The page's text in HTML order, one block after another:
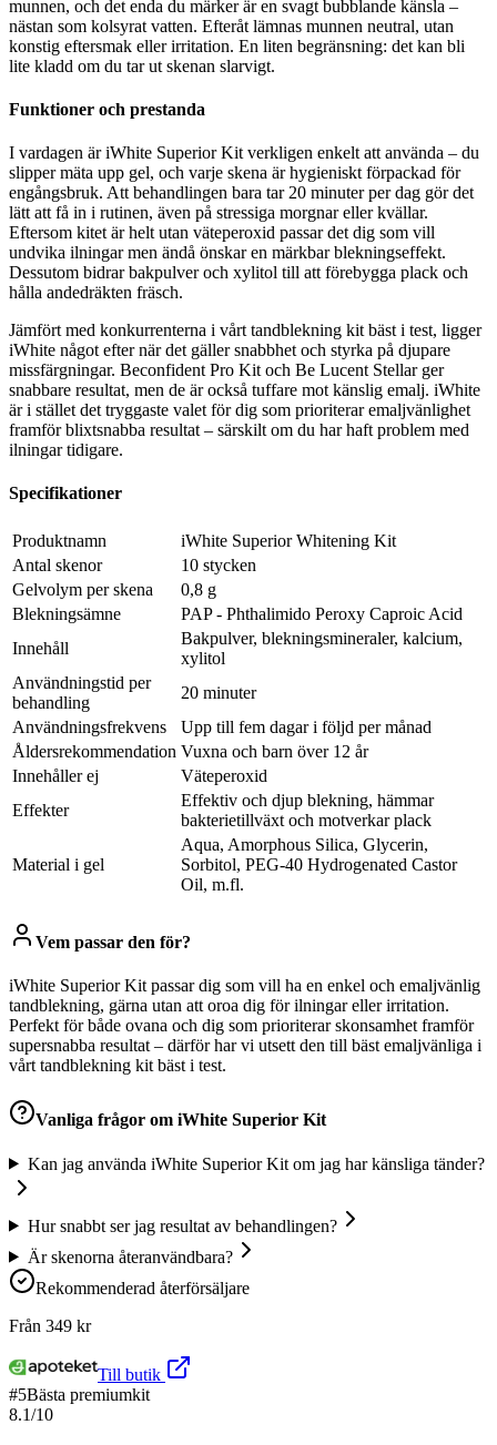
munnen, och det enda du märker är en svagt bubblande känsla –
nästan som kolsyrat vatten. Efteråt lämnas munnen neutral, utan
konstig eftersmak eller irritation. En liten begränsning: det kan bli
lite kladd om du tar ut skenan slarvigt.
Funktioner och prestanda
I vardagen är iWhite Superior Kit verkligen enkelt att använda – du
slipper mäta upp gel, och varje skena är hygieniskt förpackad för
engångsbruk. Att behandlingen bara tar 20 minuter per dag gör det
lätt att få in i rutinen, även på stressiga morgnar eller kvällar.
Eftersom kitet är helt utan väteperoxid passar det dig som vill
undvika ilningar men ändå önskar en märkbar blekningseffekt.
Dessutom bidrar bakpulver och xylitol till att förebygga plack och
hålla andedräkten fräsch.
Jämfört med konkurrenterna i vårt tandblekning kit bäst i test, ligger
iWhite något efter när det gäller snabbhet och styrka på djupare
missfärgningar. Beconfident Pro Kit och Be Lucent Stellar ger
snabbare resultat, men de är också tuffare mot känslig emalj. iWhite
är i stället det tryggaste valet för dig som prioriterar emaljvänlighet
framför blixtsnabba resultat – särskilt om du har haft problem med
ilningar tidigare.
Specifikationer
Produktnamn
iWhite Superior Whitening Kit
Antal skenor
10 stycken
Gelvolym per skena
0,8 g
Blekningsämne
PAP - Phthalimido Peroxy Caproic Acid
Innehåll
Bakpulver, blekningsmineraler, kalcium,
xylitol
Användningstid per
behandling
20 minuter
Användningsfrekvens
Upp till fem dagar i följd per månad
Åldersrekommendation Vuxna och barn över 12 år
Innehåller ej
Väteperoxid
Effekter
Effektiv och djup blekning, hämmar
bakterietillväxt och motverkar plack
Material i gel
Aqua, Amorphous Silica, Glycerin,
Sorbitol, PEG-40 Hydrogenated Castor
Oil, m.fl.
Vem passar den för?
iWhite Superior Kit passar dig som vill ha en enkel och emaljvänlig
tandblekning, gärna utan att oroa dig för ilningar eller irritation.
Perfekt för både ovana och dig som prioriterar skonsamhet framför
supersnabba resultat – därför har vi utsett den till bäst emaljvänliga i
vårt tandblekning kit bäst i test.
Vanliga frågor om iWhite Superior Kit
Kan jag använda iWhite Superior Kit om jag har känsliga tänder?
Hur snabbt ser jag resultat av behandlingen?
Är skenorna återanvändbara?
Rekommenderad återförsäljare
Från 349 kr
Till butik
#5Bästa premiumkit
8.1/10